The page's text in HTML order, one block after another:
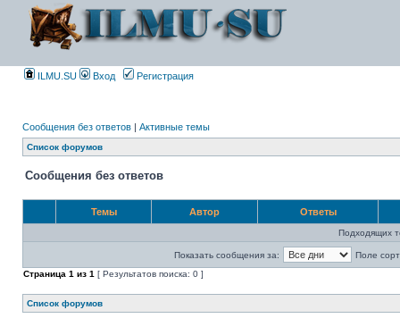
ILMU.SU Вход Регистрация
Сообщения без ответов | Активные темы
Список форумов
Сообщения без ответов
Темы Автор Ответы
Подходящих
Показать сообщения за:
Поле
Страница 1 из 1 [ Результатов поиска: 0 ]
Список форумов